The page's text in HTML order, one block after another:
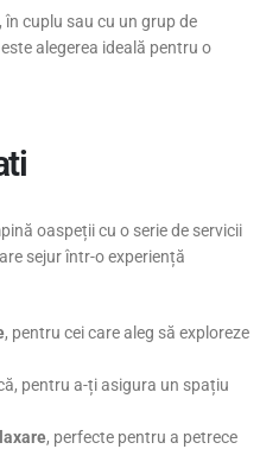
cuplu sau cu un grup de
este alegerea ideală pentru o
oaspeții cu o serie de servicii
sejur într-o experiență
, pentru cei care aleg să exploreze
pentru a-ți asigura un spațiu
, perfecte pentru a petrece